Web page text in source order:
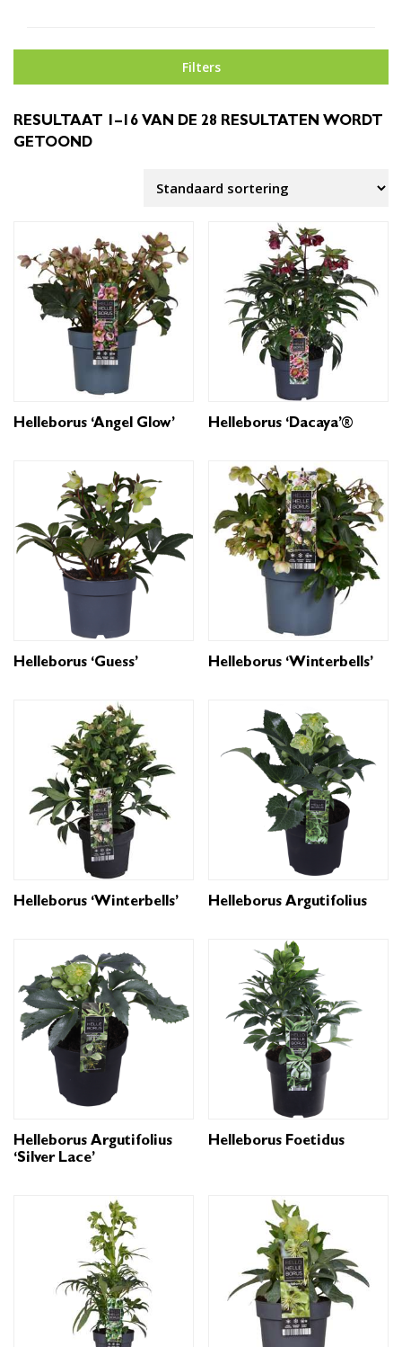
Filters
RESULTAAT 1–16 VAN DE 28 RESULTATEN WORDT
GETOOND
Helleborus ‘Angel Glow’ Helleborus ‘Dacaya’®
Helleborus ‘Guess’ Helleborus ‘Winterbells’
Helleborus ‘Winterbells’ Helleborus Argutifolius
Helleborus Argutifolius
‘Silver Lace’
Helleborus Foetidus